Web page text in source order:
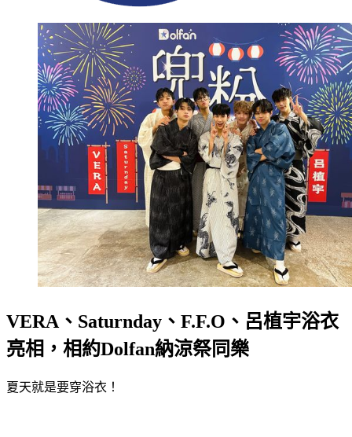
VERA、Saturnday、F.F.O、呂植宇浴衣
亮相，相約Dolfan納涼祭同樂
夏天就是要穿浴衣！